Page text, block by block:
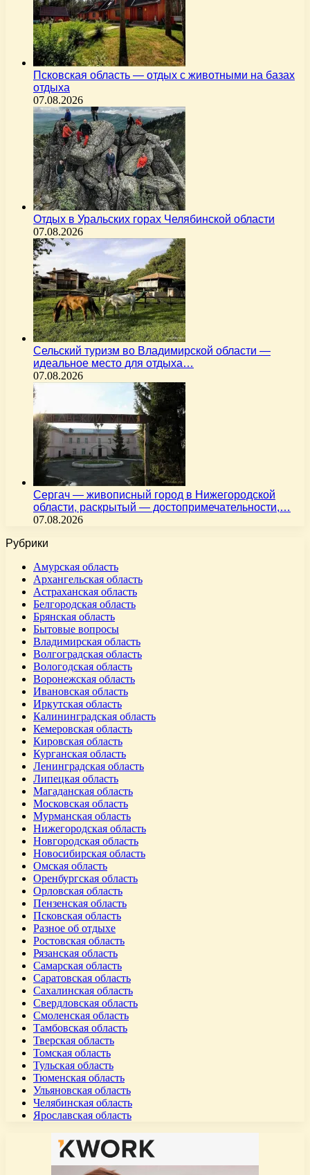
Псковская область — отдых с животными на базах
отдыха
07.08.2026
Отдых в Уральских горах Челябинской области
07.08.2026
Сельский туризм во Владимирской области —
идеальное место для отдыха…
07.08.2026
Сергач — живописный город в Нижегородской
области, раскрытый — достопримечательности,…
07.08.2026
Рубрики
Амурская область
Архангельская область
Астраханская область
Белгородская область
Брянская область
Бытовые вопросы
Владимирская область
Волгоградская область
Вологодская область
Воронежская область
Ивановская область
Иркутская область
Калининградская область
Кемеровская область
Кировская область
Курганская область
Ленинградская область
Липецкая область
Магаданская область
Московская область
Мурманская область
Нижегородская область
Новгородская область
Новосибирская область
Омская область
Оренбургская область
Орловская область
Пензенская область
Псковская область
Разное об отдыхе
Ростовская область
Рязанская область
Самарская область
Саратовская область
Сахалинская область
Свердловская область
Смоленская область
Тамбовская область
Тверская область
Томская область
Тульская область
Тюменская область
Ульяновская область
Челябинская область
Ярославская область